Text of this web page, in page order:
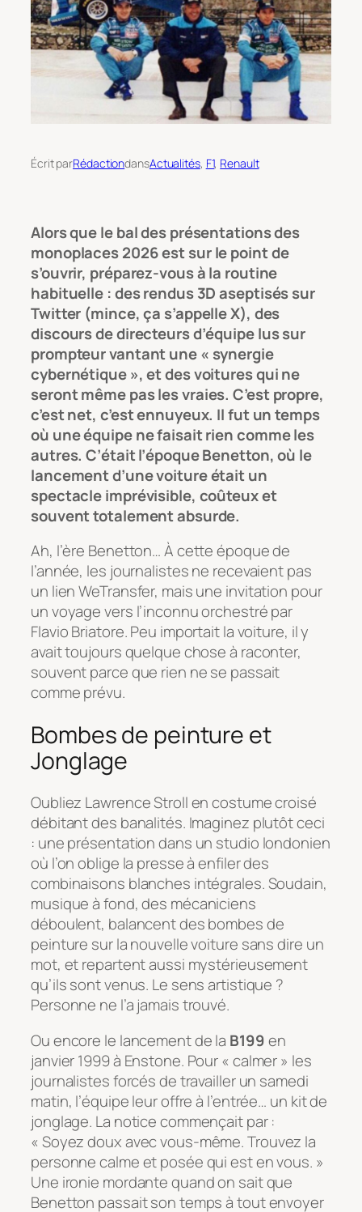
Écrit parRédactiondansActualités, F1, Renault
Alors que le bal des présentations des
monoplaces 2026 est sur le point de
s’ouvrir, préparez-vous à la routine
habituelle : des rendus 3D aseptisés sur
Twitter (mince, ça s’appelle X), des
discours de directeurs d’équipe lus sur
prompteur vantant une « synergie
cybernétique », et des voitures qui ne
seront même pas les vraies. C’est propre,
c’est net, c’est ennuyeux. Il fut un temps
où une équipe ne faisait rien comme les
autres. C’était l’époque Benetton, où le
lancement d’une voiture était un
spectacle imprévisible, coûteux et
souvent totalement absurde.
Ah, l’ère Benetton… À cette époque de
l’année, les journalistes ne recevaient pas
un lien WeTransfer, mais une invitation pour
un voyage vers l’inconnu orchestré par
Flavio Briatore. Peu importait la voiture, il y
avait toujours quelque chose à raconter,
souvent parce que rien ne se passait
comme prévu.
Bombes de peinture et
Jonglage
Oubliez Lawrence Stroll en costume croisé
débitant des banalités. Imaginez plutôt ceci
: une présentation dans un studio londonien
où l’on oblige la presse à enfiler des
combinaisons blanches intégrales. Soudain,
musique à fond, des mécaniciens
déboulent, balancent des bombes de
peinture sur la nouvelle voiture sans dire un
mot, et repartent aussi mystérieusement
qu’ils sont venus. Le sens artistique ?
Personne ne l’a jamais trouvé.
Ou encore le lancement de la B199en
janvier 1999 à Enstone. Pour « calmer » les
journalistes forcés de travailler un samedi
matin, l’équipe leur offre à l’entrée… un kit de
jonglage. La notice commençait par :
« Soyez doux avec vous-même. Trouvez la
personne calme et posée qui est en vous. »
Une ironie mordante quand on sait que
Benetton passait son temps à tout envoyer